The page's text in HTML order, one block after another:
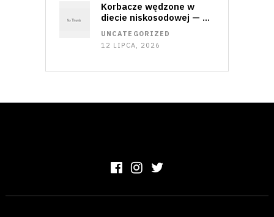
Korbacze wędzone w
diecie niskosodowej — …
UNCATEGORIZED
12 LIPCA, 2026